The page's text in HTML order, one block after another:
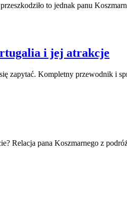
to jednak panu
i jej atrakcje
zapytać. Kompletny przewodnik i
Relacja pana Koszmarnego z